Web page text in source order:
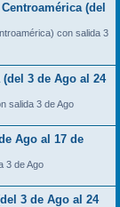
(del
con salida 3
3 de Ago al 24
salida 3 de Ago
Ago al 17 de
3 de Ago
3 de Ago al 24